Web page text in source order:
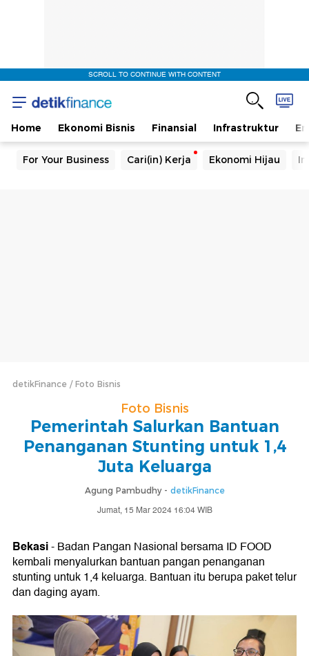
SCROLL TO CONTINUE WITH CONTENT
Home Ekonomi Bisnis Finansial Infrastruktur
For Your Business Cari(in) Kerja Ekonomi Hijau
detikFinance Foto Bisnis
Foto Bisnis
Pemerintah Salurkan Bantuan
Penanganan Stunting untuk 1,4
Juta Keluarga
Agung Pambudhy - detikFinance
Jumat, 15 Mar 2024 16:04 WIB
Bekasi- Badan Pangan Nasional bersama ID FOOD
kembali menyalurkan bantuan pangan penanganan
stunting untuk 1,4 keluarga. Bantuan itu berupa paket telur
dan daging ayam.